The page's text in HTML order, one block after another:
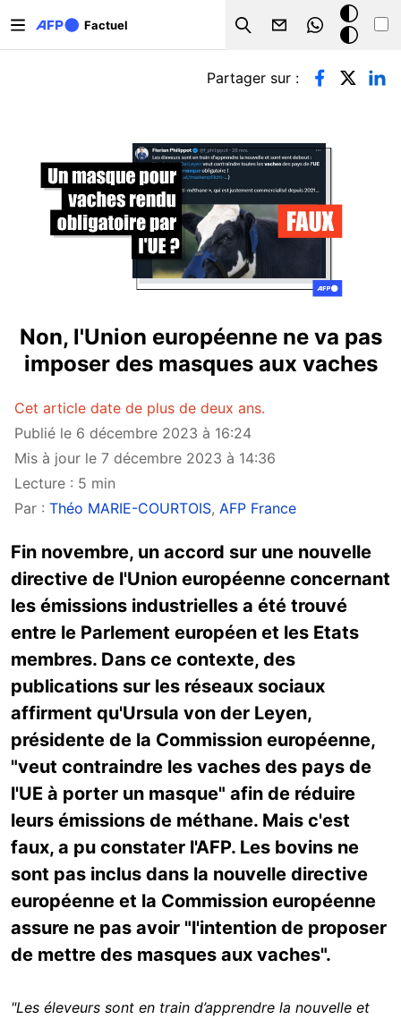
Factuel
Search
Mode
sombre
Onglets principaux
Partager sur :
Non, l'Union européenne ne va pas
imposer des masques aux vaches
Cet article date de plus de deux ans.
Publié le 6 décembre 2023 à 16:24
Mis à jour le 7 décembre 2023 à 14:36
Lecture : 5 min
Par : Théo MARIE-COURTOIS, AFP France
Fin novembre, un accord sur une nouvelle
directive de l'Union européenne concernant
les émissions industrielles a été trouvé
entre le Parlement européen et les Etats
membres. Dans ce contexte, des
publications sur les réseaux sociaux
affirment qu'Ursula von der Leyen,
présidente de la Commission européenne,
"veut contraindre les vaches des pays de
l'UE à porter un masque" afin de réduire
leurs émissions de méthane. Mais c'est
faux, a pu constater l'AFP. Les bovins ne
sont pas inclus dans la nouvelle directive
européenne et la Commission européenne
assure ne pas avoir "l'intention de proposer
de mettre des masques aux vaches".
"Les éleveurs sont en train d’apprendre la nouvelle et